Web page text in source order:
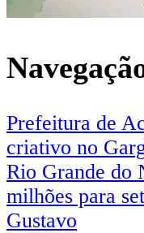
Prefeitura de
criativo no
Rio Grande do
milhões para
Gustavo